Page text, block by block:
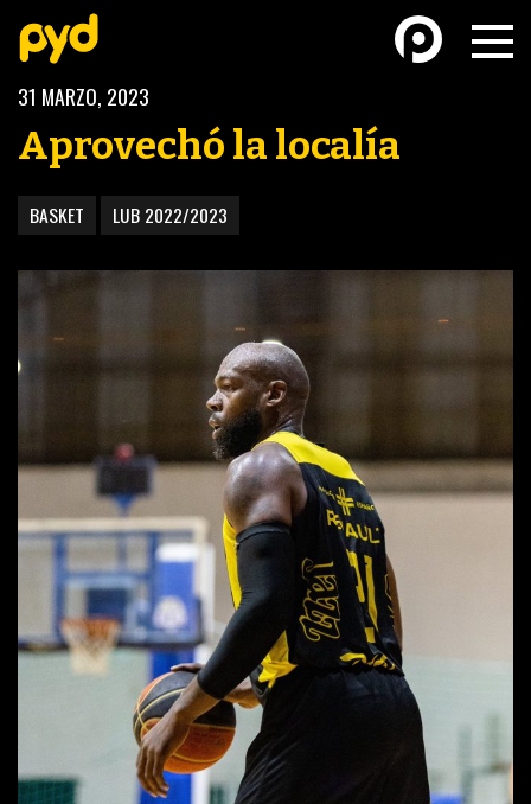
FUTSAL FUTSAL FEMENINO
ACTUALIDAD
3ERA DIVISIÓN
FORMATIVAS
CONTENIDOS
OTROS DEPORTES
ATLETISMO
HANDBALL
FÚTBOL PLAYA
MÁS DE PYD
31 MARZO, 2023
Aprovechó la localía
BASKET LUB 2022/2023